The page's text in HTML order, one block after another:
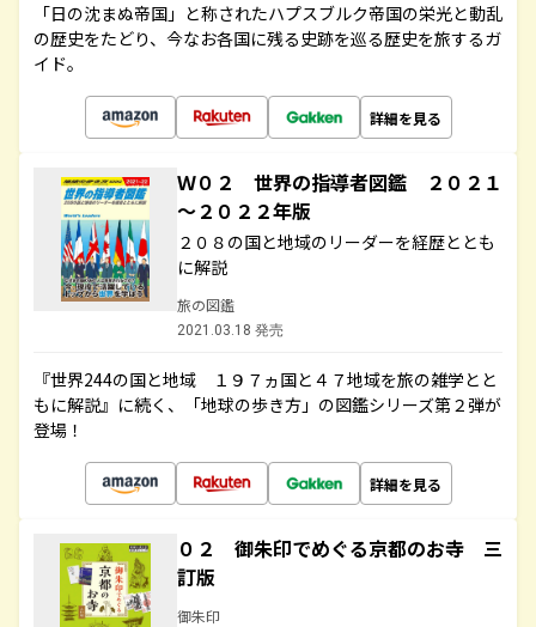
「日の沈まぬ帝国」と称されたハプスブルク帝国の栄光と動乱
の歴史をたどり、今なお各国に残る史跡を巡る歴史を旅するガ
イド。
詳細を見る
Ｗ０２ 世界の指導者図鑑 ２０２１
～２０２２年版
２０８の国と地域のリーダーを経歴ととも
に解説
旅の図鑑
2021.03.18 発売
『世界244の国と地域 １９７ヵ国と４７地域を旅の雑学とと
もに解説』に続く、「地球の歩き方」の図鑑シリーズ第２弾が
登場！
詳細を見る
０２ 御朱印でめぐる京都のお寺 三
訂版
御朱印